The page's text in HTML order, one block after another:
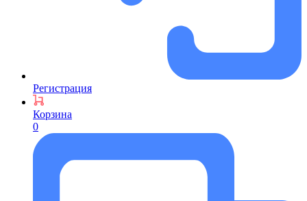
Регистрация
Корзина
0